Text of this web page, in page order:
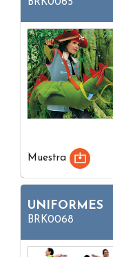
BRK0065
Muestra
UNIFORMES
BRK0068